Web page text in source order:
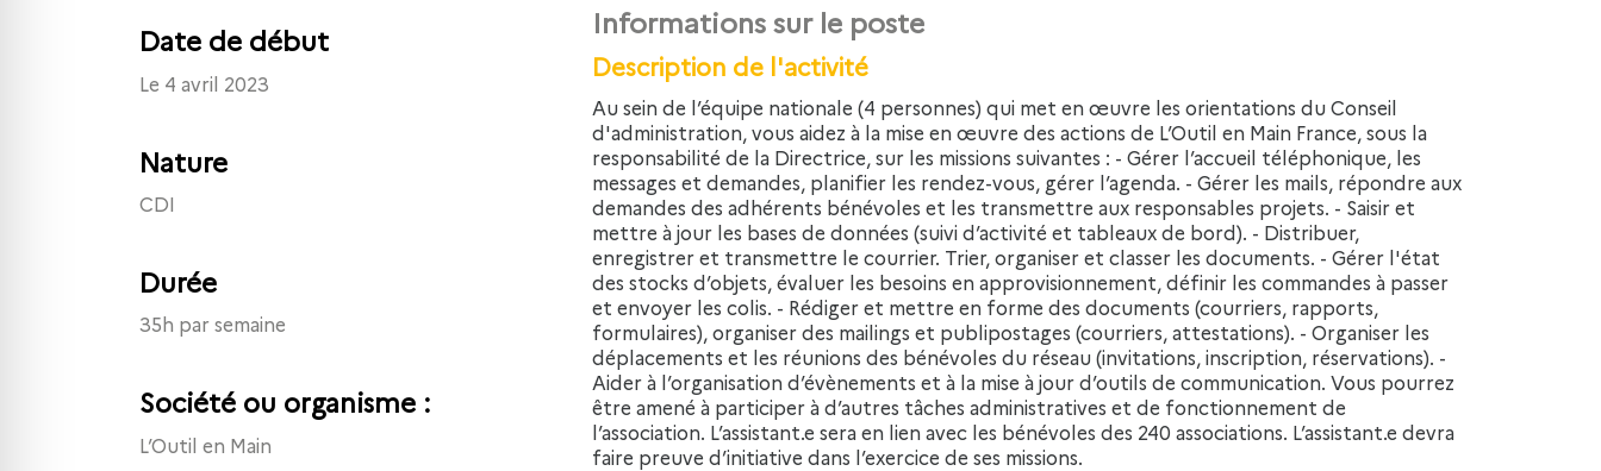
Date de début
Le 4 avril 2023
Nature
CDI
Durée
35h par semaine
Société ou organisme :
L’Outil en Main
Informations sur le poste
Description de l'activité
Au sein de l’équipe nationale (4 personnes) qui met en œuvre les orientations du Conseil
d'administration, vous aidez à la mise en œuvre des actions de L’Outil en Main France, sous la
responsabilité de la Directrice, sur les missions suivantes : - Gérer l’accueil téléphonique, les
messages et demandes, planifier les rendez-vous, gérer l’agenda. - Gérer les mails, répondre aux
demandes des adhérents bénévoles et les transmettre aux responsables projets. - Saisir et
mettre à jour les bases de données (suivi d’activité et tableaux de bord). - Distribuer,
enregistrer et transmettre le courrier. Trier, organiser et classer les documents. - Gérer l'état
des stocks d’objets, évaluer les besoins en approvisionnement, définir les commandes à passer
et envoyer les colis. - Rédiger et mettre en forme des documents (courriers, rapports,
formulaires), organiser des mailings et publipostages (courriers, attestations). - Organiser les
déplacements et les réunions des bénévoles du réseau (invitations, inscription, réservations). -
Aider à l’organisation d’évènements et à la mise à jour d’outils de communication. Vous pourrez
être amené à participer à d’autres tâches administratives et de fonctionnement de
l’association. L’assistant.e sera en lien avec les bénévoles des 240 associations. L’assistant.e devra
faire preuve d’initiative dans l’exercice de ses missions.